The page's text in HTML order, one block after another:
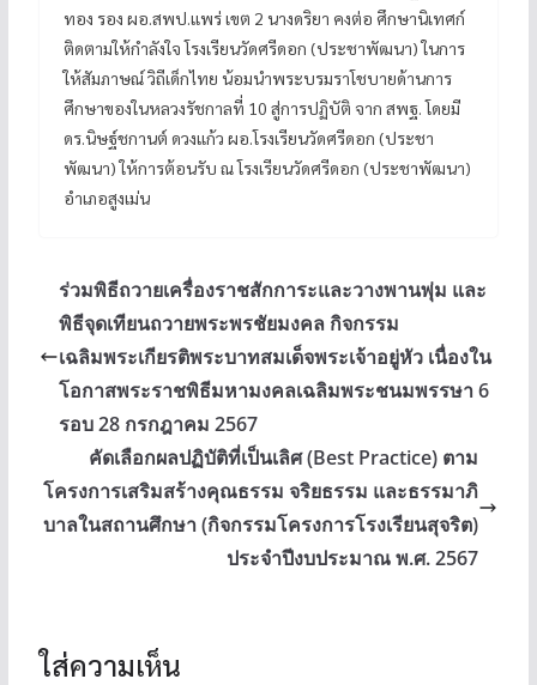
ทอง รอง ผอ.สพป.แพร่ เขต 2 นางดริยา คงต่อ ศึกษานิเทศก์
ติดตามให้กำลังใจ โรงเรียนวัดศรีดอก (ประชาพัฒนา) ในการ
ให้สัมภาษณ์ วิถีเด็กไทย น้อมนำพระบรมราโชบายด้านการ
ศึกษาของในหลวงรัชกาลที่ 10 สู่การปฏิบัติ จาก สพฐ. โดยมี
ดร.นิษฐ์ชกานต์ ดวงแก้ว ผอ.โรงเรียนวัดศรีดอก (ประชา
พัฒนา) ให้การต้อนรับ ณ โรงเรียนวัดศรีดอก (ประชาพัฒนา)
อำเภอสูงเม่น
ร่วมพิธีถวายเครื่องราชสักการะและวางพานพุ่ม และ
พิธีจุดเทียนถวายพระพรชัยมงคล กิจกรรม
เฉลิมพระเกียรติพระบาทสมเด็จพระเจ้าอยู่หัว เนื่องใน
โอกาสพระราชพิธีมหามงคลเฉลิมพระชนมพรรษา 6
รอบ 28 กรกฎาคม 2567
คัดเลือกผลปฏิบัติที่เป็นเลิศ (Best Practice) ตาม
โครงการเสริมสร้างคุณธรรม จริยธรรม และธรรมาภิ
บาลในสถานศึกษา (กิจกรรมโครงการโรงเรียนสุจริต)
ประจำปีงบประมาณ พ.ศ. 2567
ใส่ความเห็น